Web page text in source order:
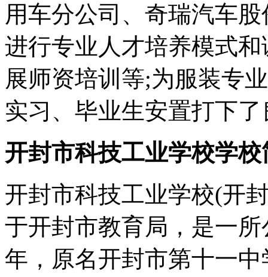
用车分公司、奇瑞汽车
进行专业人才培养模式
展师资培训等;为服装专
实习、毕业生安置打下
开封市科技工业学校学校
开封市科技工业学校(开
于开封市教育局，是一
年，原名开封市第十一